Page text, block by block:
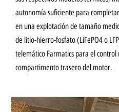
autonomía suficiente para
en una explotación de tamaño
de litio-hierro-fosfato (LiFePO4 o
telemático Farmatics para el
compartimento trasero del motor.